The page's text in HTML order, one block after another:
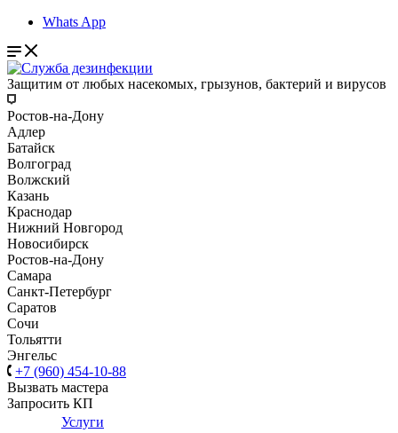
Whats App
Защитим от любых насекомых, грызунов, бактерий и вирусов
Ростов-на-Дону
Адлер
Батайск
Волгоград
Волжский
Казань
Краснодар
Нижний Новгород
Новосибирск
Ростов-на-Дону
Самара
Санкт-Петербург
Саратов
Сочи
Тольятти
Энгельс
+7 (960) 454-10-88
Вызвать мастера
Запросить КП
Услуги